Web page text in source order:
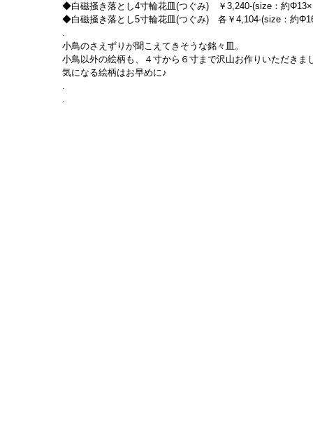
◆白磁掻き落とし4寸輪花皿(つぐみ)　￥3,240-(size：約
◆白磁掻き落とし5寸輪花皿(つぐみ)　各￥4,104-(size：約
.
小鳥のさえずりが聞こえてきそうな銘々皿。
小鳥以外の絵柄も、４寸から６寸まで沢山お作りいただきま
気になる絵柄はお早めに♪
.
.